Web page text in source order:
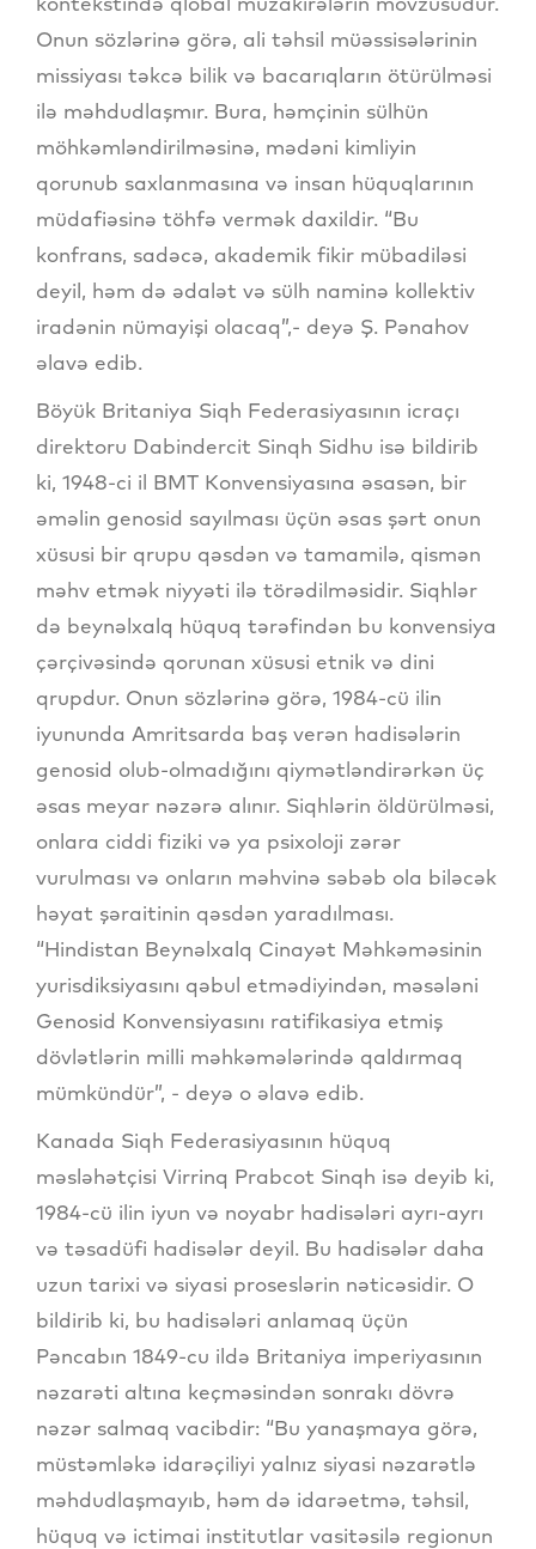
Onun sözlərinə görə, ali təhsil müəssisələrinin
missiyası təkcə bilik və bacarıqların ötürülməsi
ilə məhdudlaşmır. Bura, həmçinin sülhün
möhkəmləndirilməsinə, mədəni kimliyin
qorunub saxlanmasına və insan hüquqlarının
müdafiəsinə töhfə vermək daxildir. “Bu
konfrans, sadəcə, akademik fikir mübadiləsi
deyil, həm də ədalət və sülh naminə kollektiv
iradənin nümayişi olacaq”,- deyə Ş. Pənahov
əlavə edib.
Böyük Britaniya Siqh Federasiyasının icraçı
direktoru Dabindercit Sinqh Sidhu isə bildirib
ki, 1948-ci il BMT Konvensiyasına əsasən, bir
əməlin genosid sayılması üçün əsas şərt onun
xüsusi bir qrupu qəsdən və tamamilə, qismən
məhv etmək niyyəti ilə törədilməsidir. Siqhlər
də beynəlxalq hüquq tərəfindən bu konvensiya
çərçivəsində qorunan xüsusi etnik və dini
qrupdur. Onun sözlərinə görə, 1984-cü ilin
iyununda Amritsarda baş verən hadisələrin
genosid olub-olmadığını qiymətləndirərkən üç
əsas meyar nəzərə alınır. Siqhlərin öldürülməsi,
onlara ciddi fiziki və ya psixoloji zərər
vurulması və onların məhvinə səbəb ola biləcək
həyat şəraitinin qəsdən yaradılması.
“Hindistan Beynəlxalq Cinayət Məhkəməsinin
yurisdiksiyasını qəbul etmədiyindən, məsələni
Genosid Konvensiyasını ratifikasiya etmiş
dövlətlərin milli məhkəmələrində qaldırmaq
mümkündür”, - deyə o əlavə edib.
Kanada Siqh Federasiyasının hüquq
məsləhətçisi Virrinq Prabcot Sinqh isə deyib ki,
1984-cü ilin iyun və noyabr hadisələri ayrı-ayrı
və təsadüfi hadisələr deyil. Bu hadisələr daha
uzun tarixi və siyasi proseslərin nəticəsidir. O
bildirib ki, bu hadisələri anlamaq üçün
Pəncabın 1849-cu ildə Britaniya imperiyasının
nəzarəti altına keçməsindən sonrakı dövrə
nəzər salmaq vacibdir: “Bu yanaşmaya görə,
müstəmləkə idarəçiliyi yalnız siyasi nəzarətlə
məhdudlaşmayıb, həm də idarəetmə, təhsil,
hüquq və ictimai institutlar vasitəsilə regionun